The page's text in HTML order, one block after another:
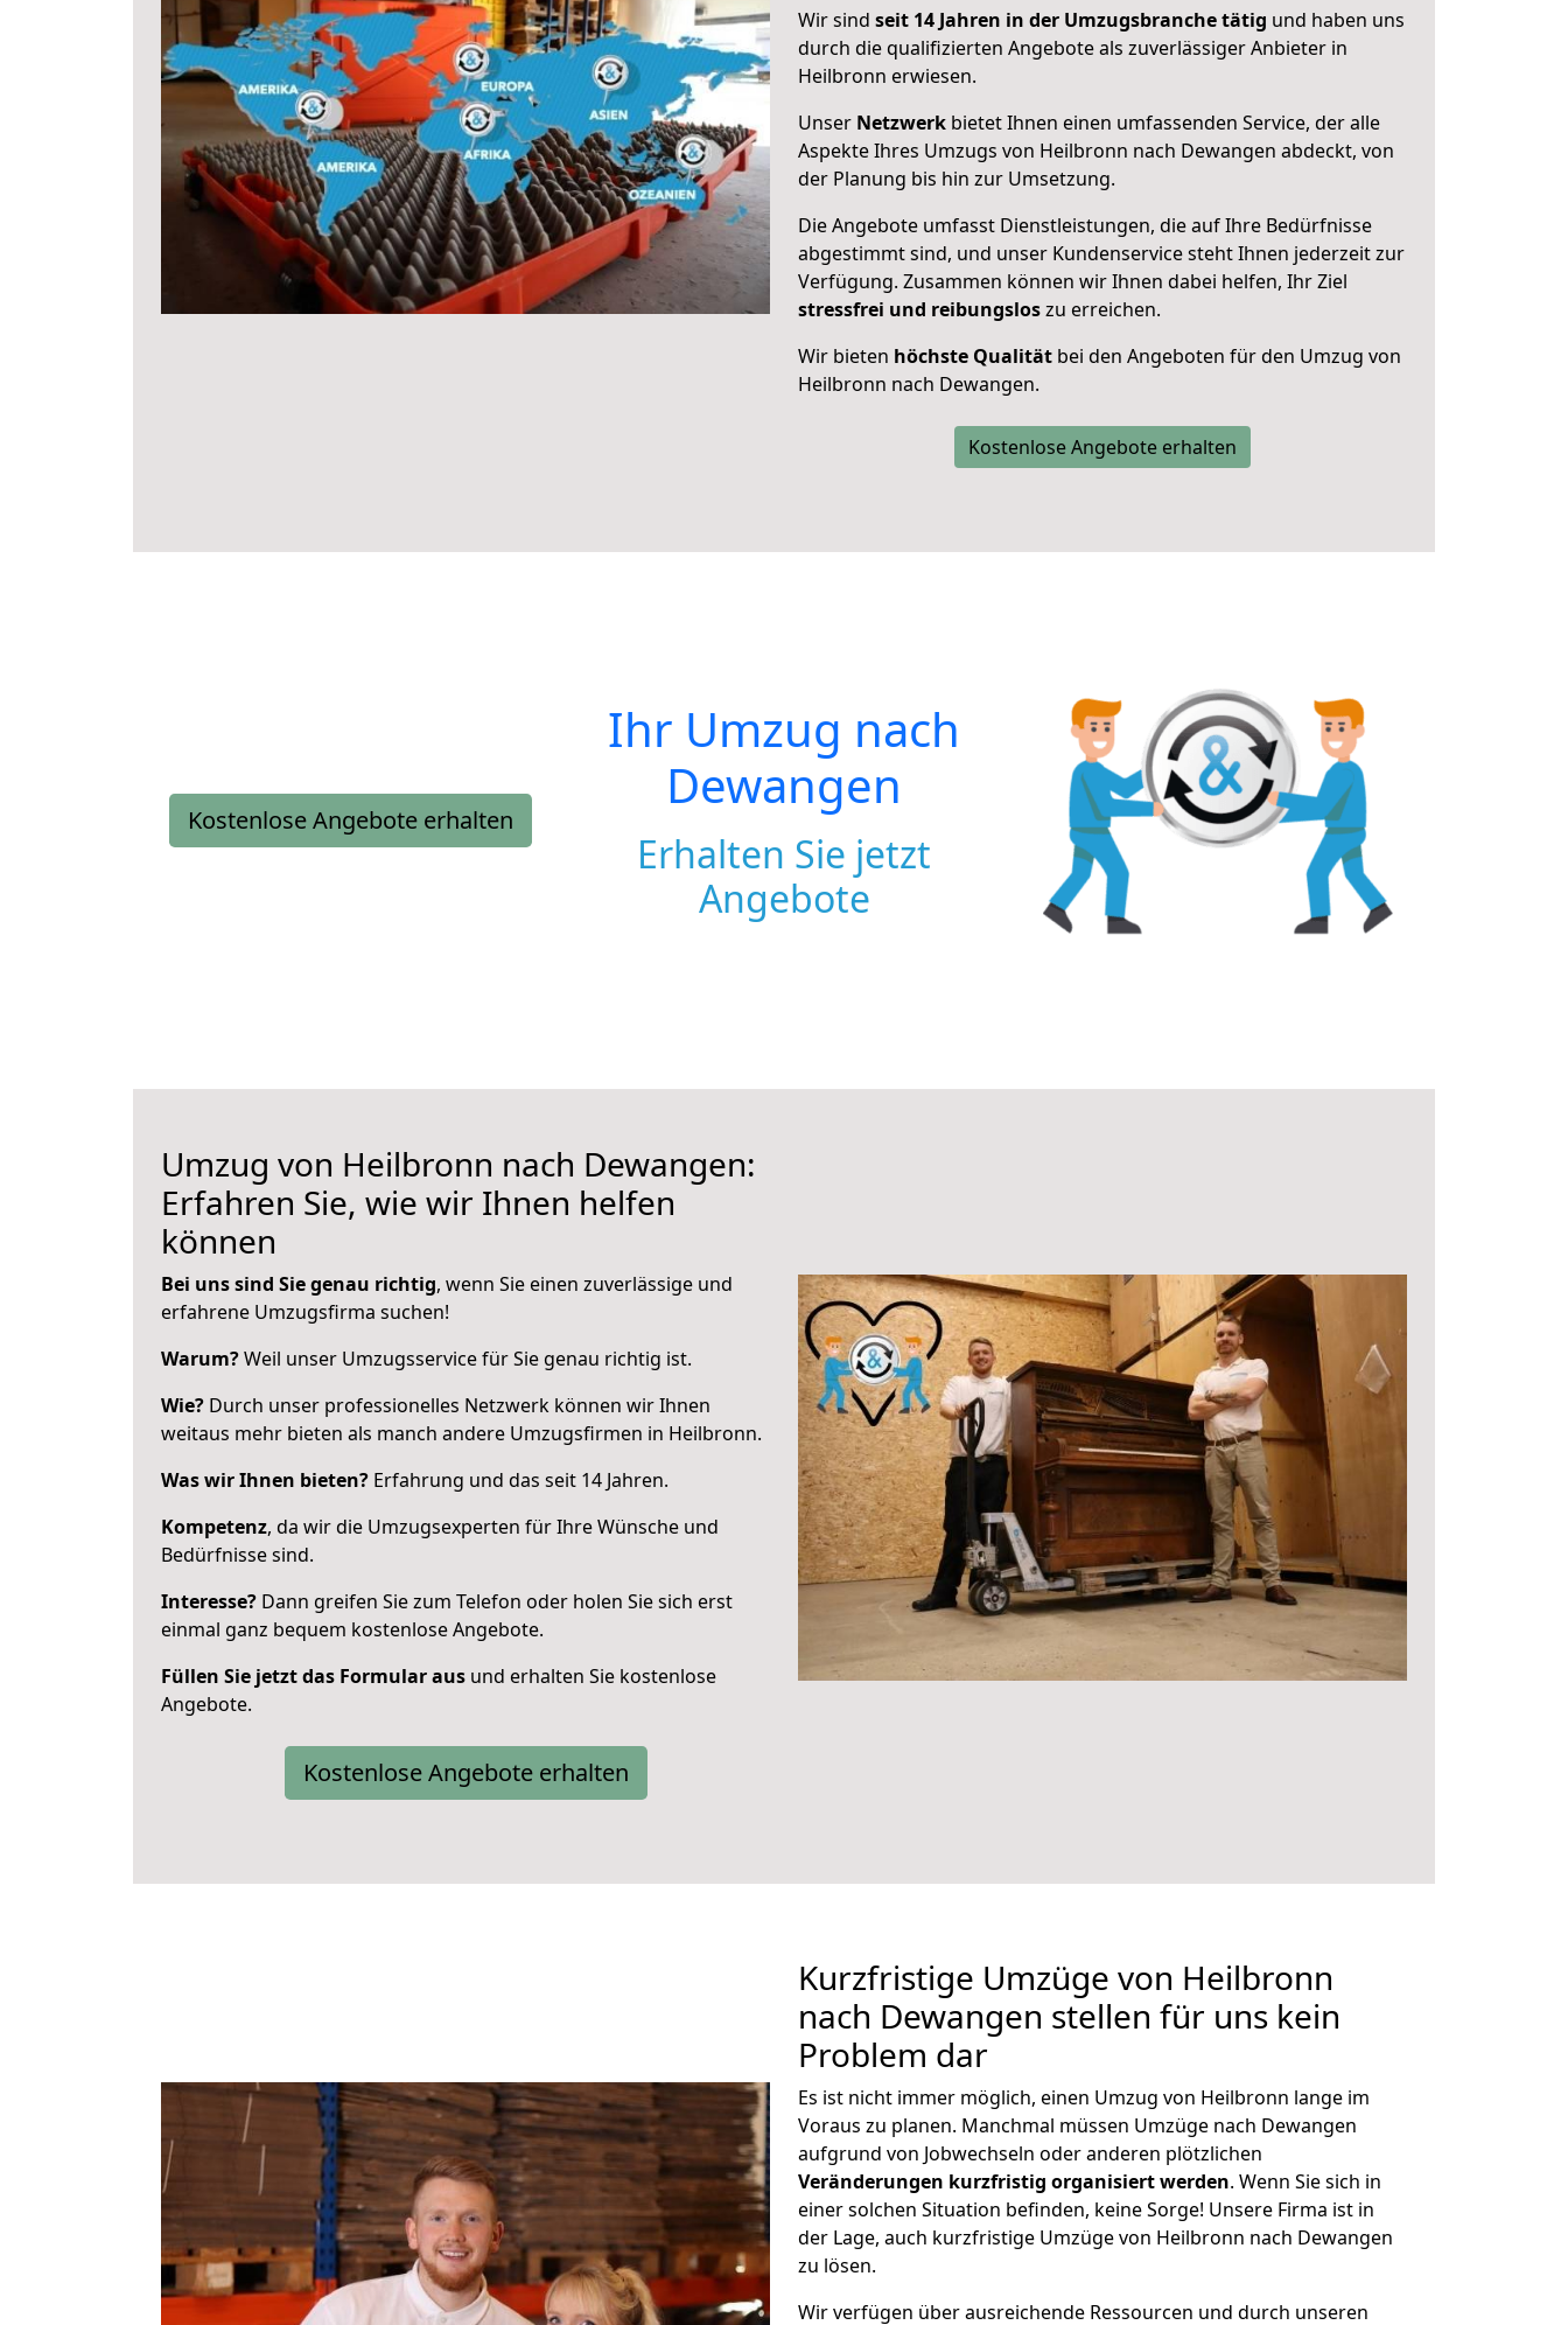
Wir sind seit 14 Jahren in der Umzugsbranche tätig und haben uns
durch die qualifizierten Angebote als zuverlässiger Anbieter in
Heilbronn erwiesen.
Unser Netzwerk bietet Ihnen einen umfassenden Service, der alle
Aspekte Ihres Umzugs von Heilbronn nach Dewangen abdeckt, von
der Planung bis hin zur Umsetzung.
Die Angebote umfasst Dienstleistungen, die auf Ihre Bedürfnisse
abgestimmt sind, und unser Kundenservice steht Ihnen jederzeit zur
Verfügung. Zusammen können wir Ihnen dabei helfen, Ihr Ziel
stressfrei und reibungsloszu erreichen.
Wir bieten höchste Qualität bei den Angeboten für den Umzug von
Heilbronn nach Dewangen.
Kostenlose Angebote erhalten
Kostenlose Angebote erhalten
Ihr Umzug nach
Dewangen
Erhalten Sie jetzt
Angebote
Umzug von Heilbronn nach Dewangen:
Erfahren Sie, wie wir Ihnen helfen
können
Bei uns sind Sie genau richtig, wenn Sie einen zuverlässige und
erfahrene Umzugsfirma suchen!
Warum?Weil unser Umzugsservice für Sie genau richtig ist.
Wie? Durch unser professionelles Netzwerk können wir Ihnen
weitaus mehr bieten als manch andere Umzugsfirmen in Heilbronn.
Was wir Ihnen bieten? Erfahrung und das seit 14 Jahren.
Kompetenz, da wir die Umzugsexperten für Ihre Wünsche und
Bedürfnisse sind.
Interesse? Dann greifen Sie zum Telefon oder holen Sie sich erst
einmal ganz bequem kostenlose Angebote.
Füllen Sie jetzt das Formular aus und erhalten Sie kostenlose
Angebote.
Kostenlose Angebote erhalten
Kurzfristige Umzüge von Heilbronn
nach Dewangen stellen für uns kein
Problem dar
Es ist nicht immer möglich, einen Umzug von Heilbronn lange im
Voraus zu planen. Manchmal müssen Umzüge nach Dewangen
aufgrund von Jobwechseln oder anderen plötzlichen
Veränderungen kurzfristig organisiert werden. Wenn Sie sich in
einer solchen Situation befinden, keine Sorge! Unsere Firma ist in
der Lage, auch kurzfristige Umzüge von Heilbronn nach Dewangen
zu lösen.
Wir verfügen über ausreichende Ressourcen und durch unseren